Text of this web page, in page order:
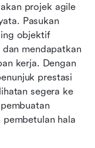
projek agile
Pasukan
objektif
mendapatkan
prestasi
segera ke
hala